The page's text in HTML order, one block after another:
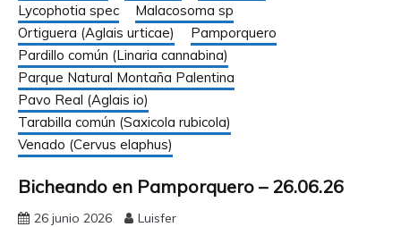
Lycophotia spec
Malacosoma sp
Ortiguera (Aglais urticae)
Pamporquero
Pardillo común (Linaria cannabina)
Parque Natural Montaña Palentina
Pavo Real (Aglais io)
Tarabilla común (Saxicola rubicola)
Venado (Cervus elaphus)
Bicheando en Pamporquero – 26.06.26
26 junio 2026 Luisfer